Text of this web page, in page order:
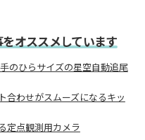
オススメしています
のひらサイズの星空自動追尾
合わせがスムーズになるキッ
定点観測用カメラ